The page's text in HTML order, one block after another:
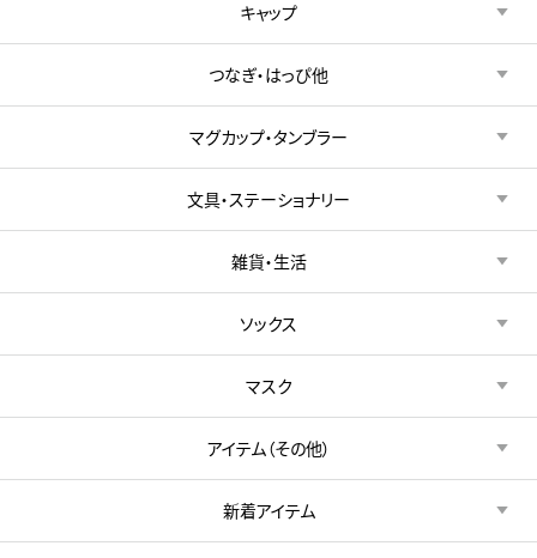
キャップ
つなぎ・はっぴ他
マグカップ・タンブラー
文具・ステーショナリー
雑貨・生活
ソックス
マスク
アイテム（その他）
新着アイテム